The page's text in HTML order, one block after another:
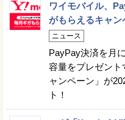
ワイモバイル、
がもらえるキャン
ニュース
PayPay決済を月
容量をプレゼン
ャンペーン」が
ト！